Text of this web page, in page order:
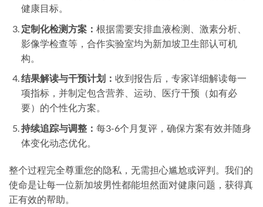
健康目标。
定制化检测方案： 根据需要安排血液检测、激素分析、
影像学检查等，合作实验室均为新加坡卫生部认可机
构。
结果解读与干预计划： 收到报告后，专家详细解读每一
项指标，并制定包含营养、运动、医疗干预（如有必
要）的个性化方案。
持续追踪与调整： 每3-6个月复评，确保方案有效并随身
体变化动态优化。
整个过程完全尊重您的隐私，无需担心尴尬或评判。我们的
使命是让每一位新加坡男性都能坦然面对健康问题，获得真
正有效的帮助。